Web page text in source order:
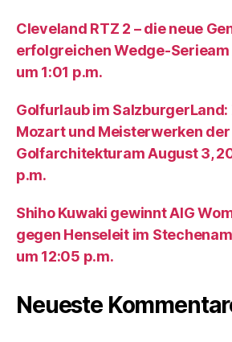
Cleveland RTZ 2 – die neue
erfolgreichen Wedge-Serieam
um 1:01 p.m.
Golfurlaub im
Mozart und Meisterwerken der
Golfarchitekturam August 3,
p.m.
Shiho Kuwaki gewinnt AIG
gegen Henseleit im
um 12:05 p.m.
Neueste